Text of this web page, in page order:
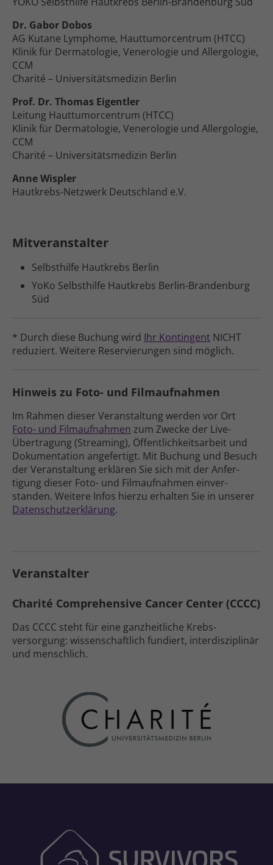
Dr. Gabor Dobos
AG Kutane Lymphome, Hauttumorcentrum (HTCC)
Klinik für Dermatologie, Venerologie und Allergologie,
CCM
Charité – Universitätsmedizin Berlin
Prof. Dr. Thomas Eigentler
Leitung Hauttumorcentrum (HTCC)
Klinik für Dermatologie, Venerologie und Allergologie,
CCM
Charité – Universitätsmedizin Berlin
Anne Wispler
Hautkrebs-Netzwerk Deutschland e.V.
Mitveranstalter
Selbsthilfe Hautkrebs Berlin
YoKo Selbsthilfe Hautkrebs Berlin-Brandenburg
Süd
* Durch diese Buchung wird Ihr Kontingent NICHT
reduziert. Weitere Reser­vierungen sind möglich.
Hinweis zu Foto- und Filmaufnahmen
Im Rahmen dieser Veranstaltung werden vor Ort
Foto- und Film­aufnahmen zum Zwecke der Live-
Übertragung (Streaming), Öffent­lich­keits­arbeit und
Doku­men­tation ange­fertigt. Mit Buchung und Besuch
der Veran­staltung erklären Sie sich mit der Anfer­
tigung dieser Foto- und Film­aufnahmen einver­
standen. Weitere Infos hierzu erhalten Sie in unserer
Daten­schutz­erklärung.
Veranstalter
Charité Comprehensive Cancer Center (CCCC)
Das CCCC steht für eine ganz­heitliche Krebs­
versorgung: wissen­schaftlich fundiert, inter­disziplinär
und menschlich.